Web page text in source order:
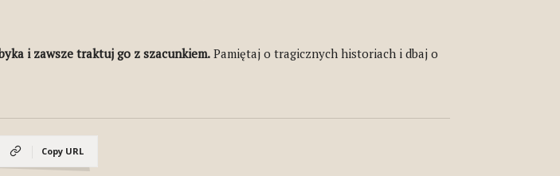
i zawsze traktuj go z szacunkiem.Pamiętaj o tragicznych historiach i dbaj o
Copy URL